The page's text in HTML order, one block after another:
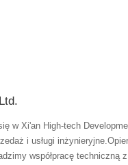
w Xi'an High-tech
i usługi
współpracę techniczną